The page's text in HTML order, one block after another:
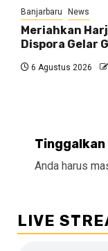
Banjarbaru News
Meriahkan
Dispora Gelar
6 Agustus 2026
Tinggalkan
Anda harus
LIVE